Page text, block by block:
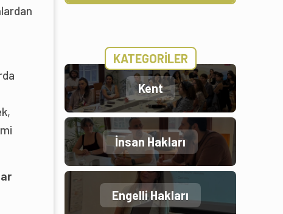
KATEGORİLER
Kent
İnsan Hakları
Engelli Hakları